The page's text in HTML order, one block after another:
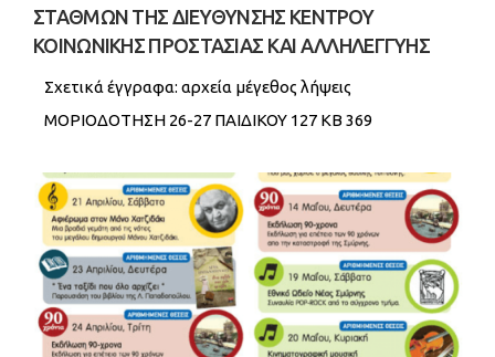
ΣΤΑΘΜΩΝ ΤΗΣ ΔΙΕΥΘΥΝΣΗΣ ΚΕΝΤΡΟΥ
ΚΟΙΝΩΝΙΚΗΣ ΠΡΟΣΤΑΣΙΑΣ ΚΑΙ ΑΛΛΗΛΕΓΓΥΗΣ
Σχετικά έγγραφα: αρχεία μέγεθος λήψεις
ΜΟΡΙΟΔΟΤΗΣΗ 26-27 ΠΑΙΔΙΚΟΥ 127 KB 369